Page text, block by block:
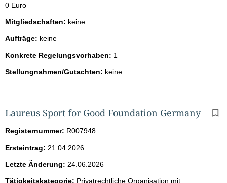
0 Euro
Mitgliedschaften: keine
Aufträge: keine
Konkrete Regelungsvorhaben: 1
Stellungnahmen/Gutachten: keine
Laureus Sport for Good Foundation Germany
Registernummer: R007948
Ersteintrag: 21.04.2026
Letzte Änderung: 24.06.2026
Tätigkeitskategorie: Privatrechtliche Organisation mit